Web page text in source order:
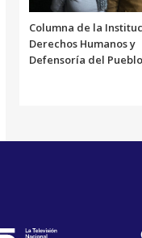
Columna de la
Derechos Humanos y
Defensoría del Pueblo